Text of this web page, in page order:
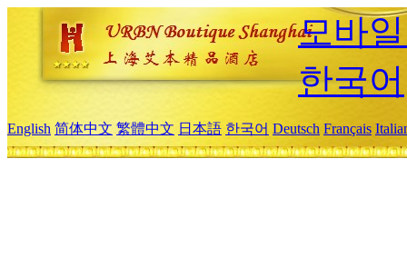
모바
한국어
English 简体中文 繁體中文 日本語 한국어 Deutsch Français